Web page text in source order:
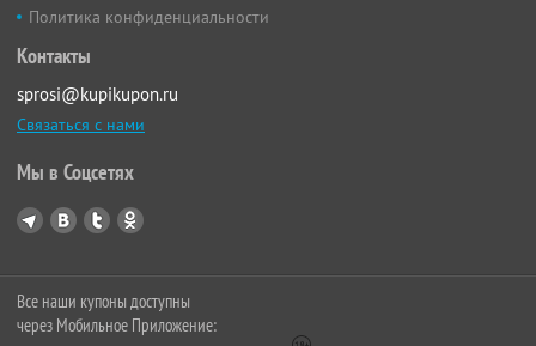
Политика конфиденциальности
Контакты
sprosi@kupikupon.ru
Связаться с нами
Мы в Соцсетях
Все наши купоны доступны
через Мобильное Приложение: